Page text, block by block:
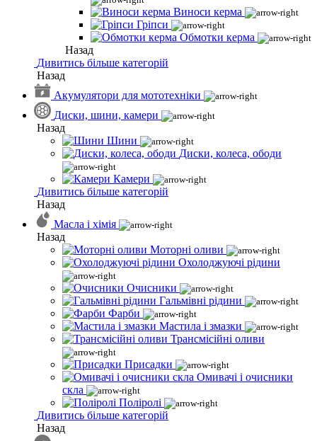
Виноси керма
Гріпси
Обмотки керма
Назад
Дивитись більше категорій
Назад
Акумулятори для мототехніки
Диски, шини, камери
Назад
Шини
Диски, колеса, ободи
Камери
Дивитись більше категорій
Назад
Масла і хімія
Назад
Моторні оливи
Охолоджуючі рідини
Очисники
Гальмівні рідини
Фарби
Мастила і змазки
Трансмісійні оливи
Присадки
Омивачі і очисники
скла
Поліролі
Дивитись більше категорій
Назад